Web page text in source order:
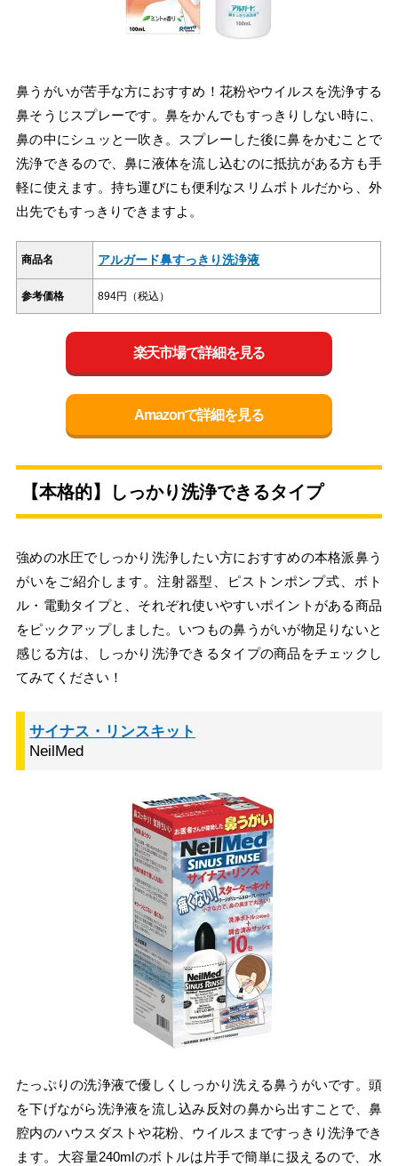
鼻うがいが苦手な方におすすめ！花粉やウイルスを洗浄する
鼻そうじスプレーです。鼻をかんでもすっきりしない時に、
鼻の中にシュッと一吹き。スプレーした後に鼻をかむことで
洗浄できるので、鼻に液体を流し込むのに抵抗がある方も手
軽に使えます。持ち運びにも便利なスリムボトルだから、外
出先でもすっきりできますよ。
商品名 アルガード鼻すっきり洗浄液
参考価格 894円（税込）
楽天市場で詳細を見る
Amazonで詳細を見る
【本格的】しっかり洗浄できるタイプ
強めの水圧でしっかり洗浄したい方におすすめの本格派鼻う
がいをご紹介します。注射器型、ピストンポンプ式、ボト
ル・電動タイプと、それぞれ使いやすいポイントがある商品
をピックアップしました。いつもの鼻うがいが物足りないと
感じる方は、しっかり洗浄できるタイプの商品をチェックし
てみてください！
サイナス・リンスキット
NeilMed
たっぷりの洗浄液で優しくしっかり洗える鼻うがいです。頭
を下げながら洗浄液を流し込み反対の鼻から出すことで、鼻
腔内のハウスダストや花粉、ウイルスまですっきり洗浄でき
ます。大容量240mlのボトルは片手で簡単に扱えるので、水